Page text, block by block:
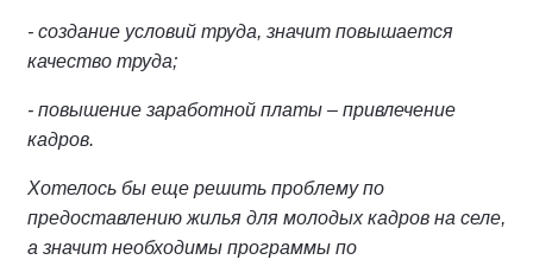
- создание условий труда, значит повышается
качество труда;
- повышение заработной платы – привлечение
кадров.
Хотелось бы еще решить проблему по
предоставлению жилья для молодых кадров на селе,
а значит необходимы программы по